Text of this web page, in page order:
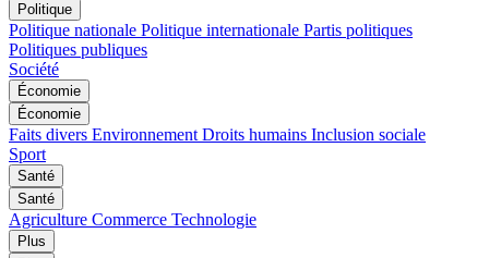
Politique
Politique nationale Politique internationale Partis politiques
Politiques publiques
Société
Économie
Économie
Faits divers Environnement Droits humains Inclusion sociale
Sport
Santé
Santé
Agriculture Commerce Technologie
Plus